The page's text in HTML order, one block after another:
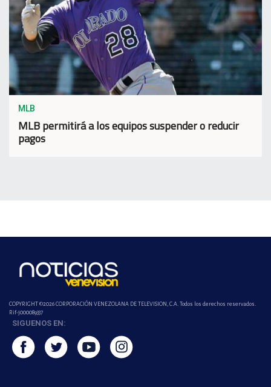
MLB
MLB permitirá a los equipos suspender o reducir
pagos
COPYRIGHT ©2026 CORPORACIÓN VENEZOLANA DE TELEVISION, C.A. Todos los derechos reservados.
Rif-j000089337
SIGUENOS EN: